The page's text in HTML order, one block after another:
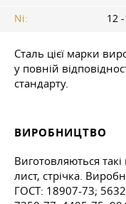
Ni:
12
Сталь цієї марки
у повній
стандарту.
ВИРОБНИЦТВО
Виготовляються
лист, стрічка.
ГОСТ: 18907-73;